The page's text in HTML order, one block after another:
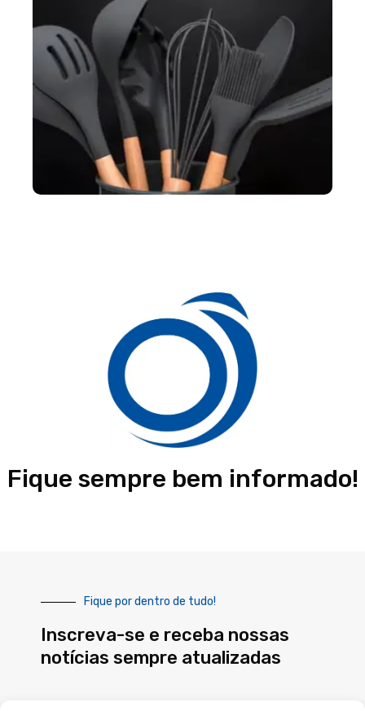
Fique sempre bem informado!
Fique por dentro de tudo!
Inscreva-se e receba nossas
notícias sempre atualizadas